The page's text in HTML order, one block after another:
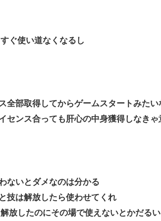
ぐ使い道なくなるし
全部取得してからゲームスタートみた
センス合っても肝心の中身獲得しなきゃ
ないとダメなのは分かる
技は解放したら使わせてくれ
放したのにその場で使えないとかだるい